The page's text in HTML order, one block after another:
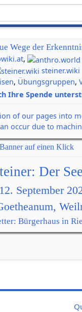
Wege der
,
steiner.wiki
, Übungsgruppen,
Ihre Spende
of our pages into
occur due to
auf einen Klick
Der
12. September
Bürgerhaus in